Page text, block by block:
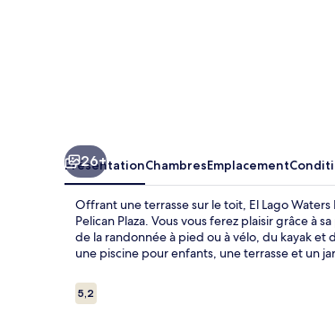
26+
PrésentationChambresEmplacement
Offrant une terrasse sur le toit, El Lago
Pelican Plaza. Vous vous ferez plaisir grâce à
de la randonnée à pied ou à vélo, du kayak
une piscine pour enfants, une terrasse et un
Avis
voyageurs
5,25,2 sur 10